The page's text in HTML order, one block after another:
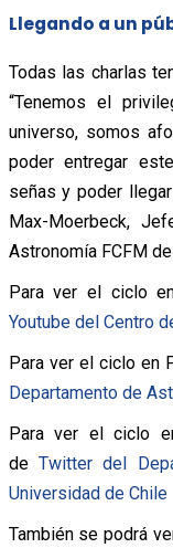
Llegando a un
Todas las charlas
“Tenemos el
universo, somos
poder entregar
señas y poder
Max-Moerbeck,
Astronomía FCFM
Para ver el ciclo
Youtube del Centro
Para ver el ciclo en
Departamento de
Para ver el ciclo
de Twitter del
Universidad de Chile
También se podrá